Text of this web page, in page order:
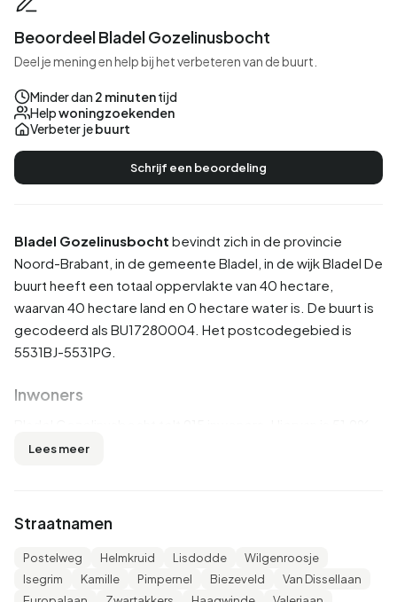
Bladel Gozelinusbocht bevindt zich in de provincie
Noord-Brabant , in de gemeente Bladel , in de wijkBladel De
buurt heeft een totaal oppervlakte van 40 hectare,
waarvan 40 hectare land en 0 hectare water is. De buurt is
gecodeerd als BU17280004. Het postcodegebied is
5531BJ-5531PG.
Inwoners
man en 48,6% vrouw. De meeste inwoners zijn 45 tot 65
is ongehuwd, 35,0% is gehuwd, 7,1% is gescheiden en
2,7% is verweduwd. 810 inwoners komen uit Nederland, 40
komen uit Europa en 65 komen uit landen buiten Europa.
Lees meer
Straatnamen
Postelweg Helmkruid Lisdodde
Wilgenroosje
Isegrim
Kamille Pimpernel Biezeveld
Van Dissellaan
Beoordeel Bladel Gozelinusbocht
Deel je mening en help bij het verbeteren van de buurt.
Minder dan 2 minutentijd
Helpwoningzoekenden
Verbeter jebuurt
Schrijf een beoordeling